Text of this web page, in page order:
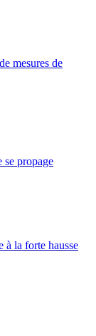
mesures de
se propage
à la forte hausse